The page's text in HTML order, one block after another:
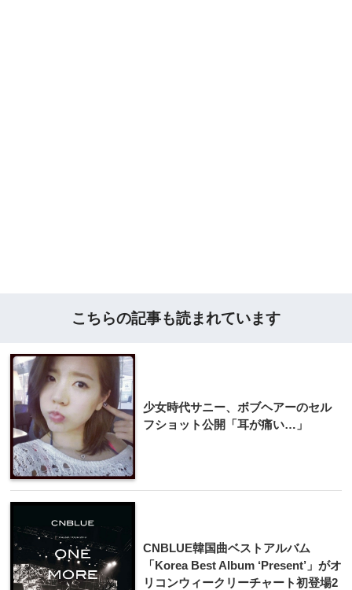
こちらの記事も読まれています
少女時代サニー、ボブヘアーのセル
フショット公開「耳が痛い…」
CNBLUE韓国曲ベストアルバム
「Korea Best Album ‘Present’」がオ
リコンウィークリーチャート初登場2